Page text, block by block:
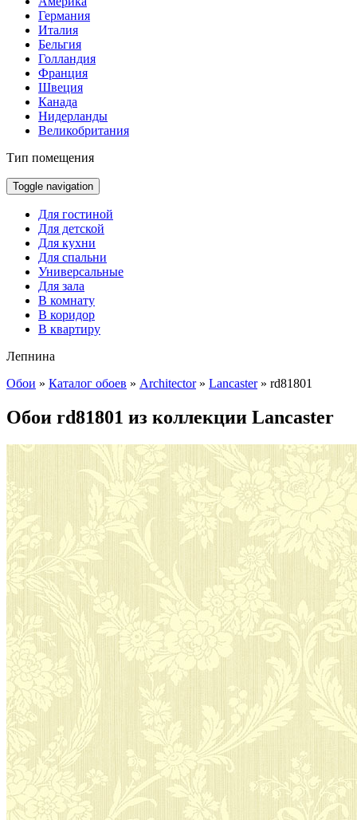
Германия
Италия
Бельгия
Голландия
Франция
Швеция
Канада
Нидерланды
Великобритания
Тип помещения
Toggle navigation
Для гостиной
Для детской
Для кухни
Для спальни
Универсальные
Для зала
В комнату
В коридор
В квартиру
Лепнина
Обои » Каталог обоев » Architector» Lancaster» rd81801
Обои rd81801 из коллекции Lancaster